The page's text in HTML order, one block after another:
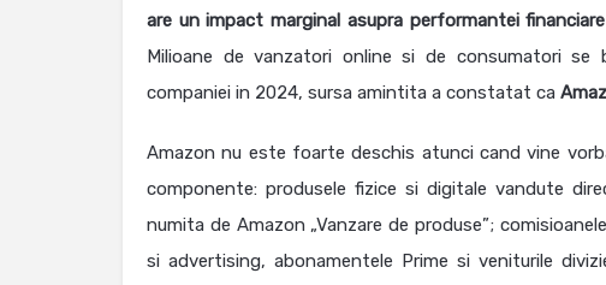
are un impact marginal asupra performantei
Milioane de vanzatori online si de consumatori se
companiei in 2024, sursa amintita a constatat ca
Amazon nu este foarte deschis atunci cand vine
componente: produsele fizice si digitale vandute
numita de Amazon „Vanzare de produse”;
si advertising, abonamentele Prime si veniturile